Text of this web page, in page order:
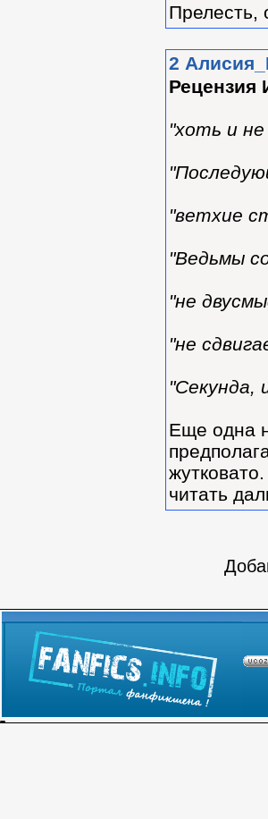
Прелесть,
2
Рецензия
"хоть и
"ветхие
"Ведьмы
"не
"не
"Секунда,
Еще одна
читать